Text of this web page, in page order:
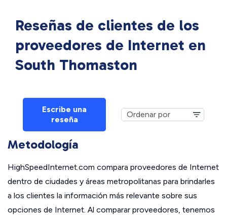
Reseñas de clientes de los
proveedores de Internet en
South Thomaston
Escribe una
reseña
Metodología
HighSpeedInternet.com compara proveedores de Internet
dentro de ciudades y áreas metropolitanas para brindarles
a los clientes la información más relevante sobre sus
opciones de Internet. Al comparar proveedores, tenemos